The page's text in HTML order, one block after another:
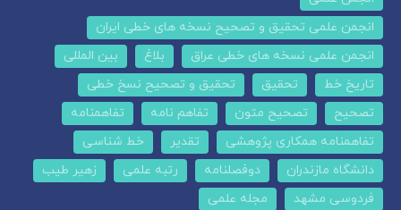
انجمن علمی تحقیق و تصحیح نسخه های خطی ایران
انجمن علمی نسخه های خطی عراق
بلاغ
بین المللی
تاریخ خط
تحقیق
تحقیق و تصحیح نسخ خطی
تصحیح
تصحیح متون تفاهم نامه
تفاهمنامه
تفاهمنامه همکاری پژوهشی
تقدیر
خط شناسی
دانشگاه مازندران
دوفصلنامه رتبه علمی
زهیر طیب
فردوسی مشهد
مجله علمی